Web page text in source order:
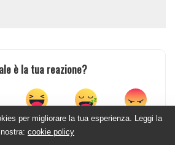
è la tua reazione?
per migliorare la tua esperienza. Leggi la
nostra: cookie policy